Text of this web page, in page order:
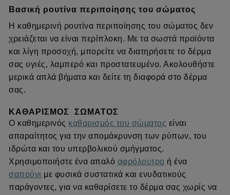
Βασική ρουτίνα περιποίησης του σώματος
Η καθημερινή ρουτίνα περιποίησης του σώματος δεν
χρειάζεται να είναι περίπλοκη. Με τα σωστά προϊόντα
και λίγη προσοχή, μπορείτε να διατηρήσετε το δέρμα
σας υγιές, λαμπερό και προστατευμένο. Ακολουθήστε
μερικά απλά βήματα και δείτε τη διαφορά στο δέρμα
σας.
ΚΑΘΑΡΙΣΜΌΣ ΣΏΜΑΤΟΣ
Ο καθημερινός καθαρισμός του σώματος είναι
απαραίτητος για την απομάκρυνση των ρύπων, του
ιδρώτα και του υπερβολικού σμήγματος.
Χρησιμοποιήστε ένα απαλό αφρόλουτρο ή ένα
σαπούνι με φυσικά συστατικά και ενυδατικούς
παράγοντες, για να καθαρίσετε το δέρμα σας χωρίς να